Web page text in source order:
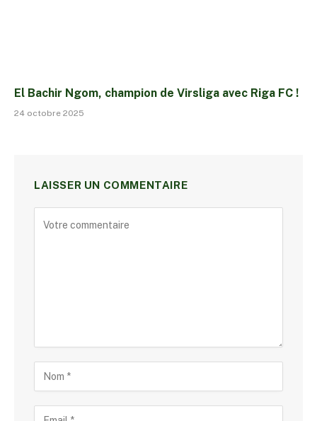
El Bachir Ngom, champion de Virsliga avec Riga FC !
24 octobre 2025
LAISSER UN COMMENTAIRE